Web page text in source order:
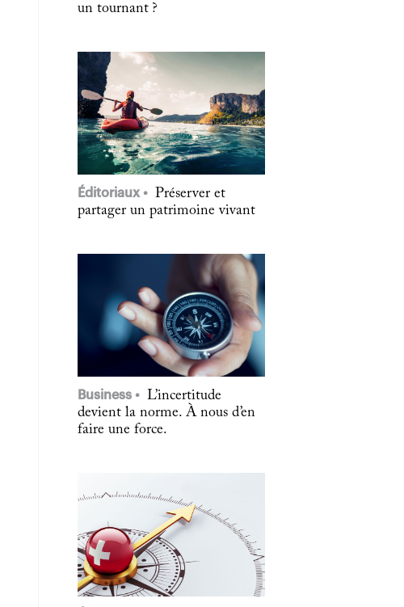
un tournant ?
Éditoriaux
Préserver et
partager un patrimoine vivant
Business
L’incertitude
devient la norme. À nous d’en
faire une force.